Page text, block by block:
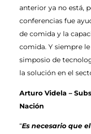
anterior ya no está,
conferencias fue
de comida y la
comida. Y siempre
simposio de
la solución en el
Arturo Videla –
Nación
“Es necesario que